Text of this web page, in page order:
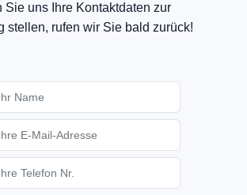
Sie uns Ihre Kontaktdaten zur
stellen, rufen wir Sie bald zurück!